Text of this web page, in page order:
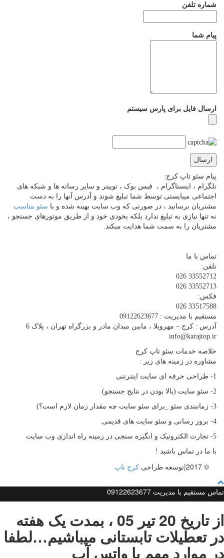
شماره تلفن
پیام شما
ارسال فایل برای پارس سیستم
پیام سئو تاپ کرج:
تلگرام ، اینستاگرام ، فیس بوک ، توییتر و سایر رسانه ها و شبکه های
اجتماعی میبایستی توسط شما تبلیغ شوند و آدرس آنها را به دست
مشتریان برسانید ، در صورتی که وب سایت بهینه شده و با سئو مناسب
نه تنها نیازی به تبلیغ ندارد بلکه بخودی خود و از طریق موتورهای جستجو ،
مشتریان را به سمت شما هدایت میکند.
تماس با ما
تلفن:
33552712 026
33552713 026
فکس:
33517588 026
مستقیم با مدیریت : 09122623677
آدرس : کرج – مهرویلا ، مابین میدان مادر و بزرگراه تهران ، پلاک 6
info@karajtop.ir
خلاصه خدمات سئو تاپ کرج
مشاوره در زمینه های زیر :
1- طراحی حرفه ای سایت اینترنتی
2- سئو سایت (بالا بودن در نتایج جستجو)
3- زمانبندی سئو _برای سئو سایت چه مقدار زمان لازم است؟)
4- بروز رسانی و سئو سایت های قدیمی
5- تجارت الکترونیک و انگیزه سنجی در زمینه راه اندازی وب سایت
با ما در تماس باشید !
© 2017|توسعه طراحی کرج تاپ
تماس مستقیم با مدیریت 09122623677
از تاریخ 20 تیر 05 ، بمدت یک هفته
در تعطیلات تابستانی میباشیم…لطفا
در موارد مهم با واتس آپ